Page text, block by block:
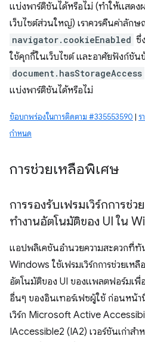
แบ่งพาร์ติชันได้หรือไม่ (ทำให้แสด
เว็บไซต์ส่วนใหญ่) เราควรคืนค่าลัก
navigator.cookieEnabled ซึ่
ใช้คุกกี้ในเว็บไซต์ และอาศัยฟังก์ชัน
document.hasStorageAccess
แบ่งพาร์ติชันได้หรือไม่
ข้อบกพร่องในการติดตาม #335553590 | ร
กำหนด
การช่วยเหลือพิเศษ
การรองรับเฟรมเวิร์กการช่
ทำงานอัตโนมัติของ UI ใน
แอปพลิเคชันอำนวยความสะดวกที่
Windows ใช้เฟรมเวิร์กการช่วยเห
อัตโนมัติของ UI ของแพลตฟอร์มเ
อื่นๆ ของอินเทอร์เฟซผู้ใช้ ก่อนหน้า
เวิร์ก Microsoft Active
IAccessible2 (IA2) เวอร์ชันเก่าส